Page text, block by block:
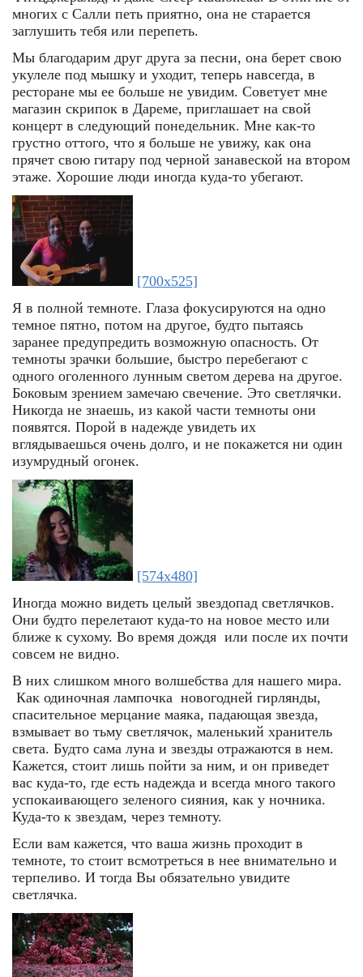
многих с Салли петь приятно, она не старается
заглушить тебя или перепеть.
Мы благодарим друг друга за песни, она берет свою
укулеле под мышку и уходит, теперь навсегда, в
ресторане мы ее больше не увидим. Советует мне
магазин скрипок в Дареме, приглашает на свой
концерт в следующий понедельник. Мне как-то
грустно оттого, что я больше не увижу, как она
прячет свою гитару под черной занавеской на втором
этаже. Хорошие люди иногда куда-то убегают.
[700x525]
Я в полной темноте. Глаза фокусируются на одно
темное пятно, потом на другое, будто пытаясь
заранее предупредить возможную опасность. От
темноты зрачки большие, быстро перебегают с
одного оголенного лунным светом дерева на другое.
Боковым зрением замечаю свечение. Это светлячки.
Никогда не знаешь, из какой части темноты они
появятся. Порой в надежде увидеть их
вглядываешься очень долго, и не покажется ни один
изумрудный огонек.
[574x480]
Иногда можно видеть целый звездопад светлячков.
Они будто перелетают куда-то на новое место или
ближе к сухому. Во время дождя или после их почти
совсем не видно.
В них слишком много волшебства для нашего мира.
Как одиночная лампочка новогодней гирлянды,
спасительное мерцание маяка, падающая звезда,
взмывает во тьму светлячок, маленький хранитель
света. Будто сама луна и звезды отражаются в нем.
Кажется, стоит лишь пойти за ним, и он приведет
вас куда-то, где есть надежда и всегда много такого
успокаивающего зеленого сияния, как у ночника.
Куда-то к звездам, через темноту.
Если вам кажется, что ваша жизнь проходит в
темноте, то стоит всмотреться в нее внимательно и
терпеливо. И тогда Вы обязательно увидите
светлячка.